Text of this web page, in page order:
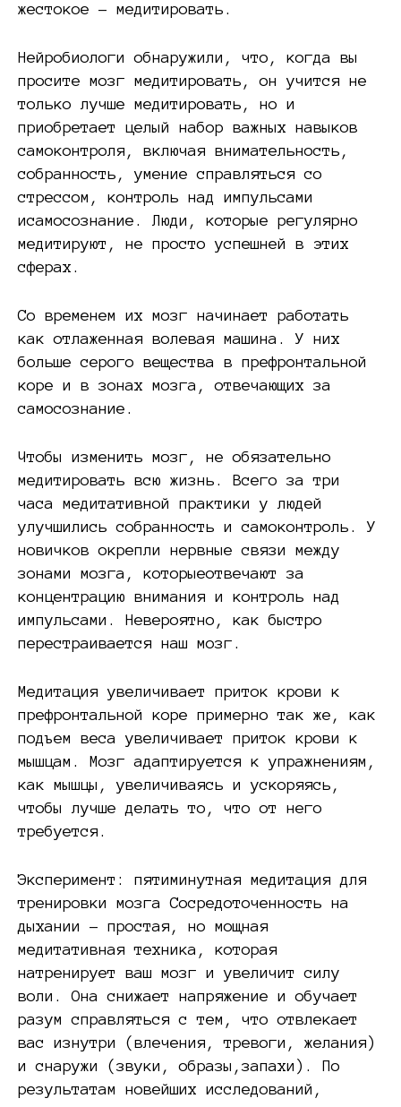
жестокое – медитировать.
Нейробиологи обнаружили, что, когда вы
просите мозг медитировать, он учится не
только лучше медитировать, но и
приобретает целый набор важных навыков
самоконтроля, включая внимательность,
собранность, умение справляться со
стрессом, контроль над импульсами
исамосознание. Люди, которые регулярно
медитируют, не просто успешней в этих
сферах.
Со временем их мозг начинает работать
как отлаженная волевая машина. У них
больше серого вещества в префронтальной
коре и в зонах мозга, отвечающих за
самосознание.
Чтобы изменить мозг, не обязательно
медитировать всю жизнь. Всего за три
часа медитативной практики у людей
улучшились собранность и самоконтроль. У
новичков окрепли нервные связи между
зонами мозга, которыеотвечают за
концентрацию внимания и контроль над
импульсами. Невероятно, как быстро
перестраивается наш мозг.
Медитация увеличивает приток крови к
префронтальной коре примерно так же, как
подъем веса увеличивает приток крови к
мышцам. Мозг адаптируется к упражнениям,
как мышцы, увеличиваясь и ускоряясь,
чтобы лучше делать то, что от него
требуется.
Эксперимент: пятиминутная медитация для
тренировки мозга Сосредоточенность на
дыхании – простая, но мощная
медитативная техника, которая
натренирует ваш мозг и увеличит силу
воли. Она снижает напряжение и обучает
разум справляться с тем, что отвлекает
вас изнутри (влечения, тревоги, желания)
и снаружи (звуки, образы,запахи). По
результатам новейших исследований,